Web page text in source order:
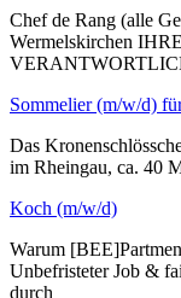
Chef de Rang (alle
Wermelskirchen
Sommelier (m/w/d)
Das
im Rheingau, ca. 40
Koch (m/w/d)
Warum
Unbefristeter Job &
durch